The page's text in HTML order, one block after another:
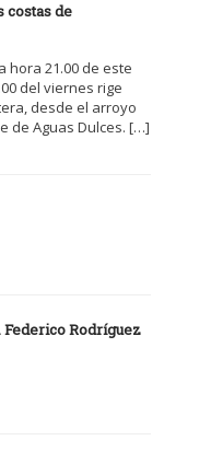
costas de
hora 21.00 de este
del viernes rige
desde el arroyo
de Aguas Dulces. […]
Federico Rodríguez